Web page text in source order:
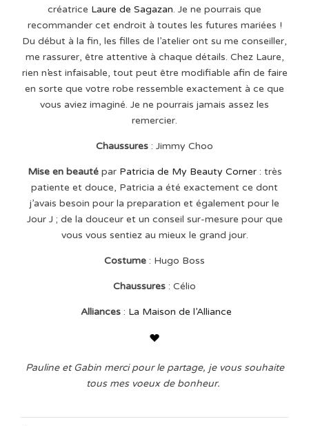
créatrice Laure de Sagazan. Je ne pourrais que
recommander cet endroit à toutes les futures mariées !
Du début à la fin, les filles de l’atelier ont su me conseiller,
me rassurer, être attentive à chaque détails. Chez Laure,
rien n’est infaisable, tout peut être modifiable afin de faire
en sorte que votre robe ressemble exactement à ce que
vous aviez imaginé. Je ne pourrais jamais assez les
remercier.
Chaussures : Jimmy Choo
Mise en beautépar Patricia de My Beauty Corner: très
patiente et douce, Patricia a été exactement ce dont
j’avais besoin pour la preparation et également pour le
Jour J ; de la douceur et un conseil sur-mesure pour que
vous vous sentiez au mieux le grand jour.
Costume : Hugo Boss
Chaussures : Célio
Alliances: La Maison de l’Alliance
Pauline et Gabin merci pour le partage, je vous souhaite
tous mes voeux de bonheur.